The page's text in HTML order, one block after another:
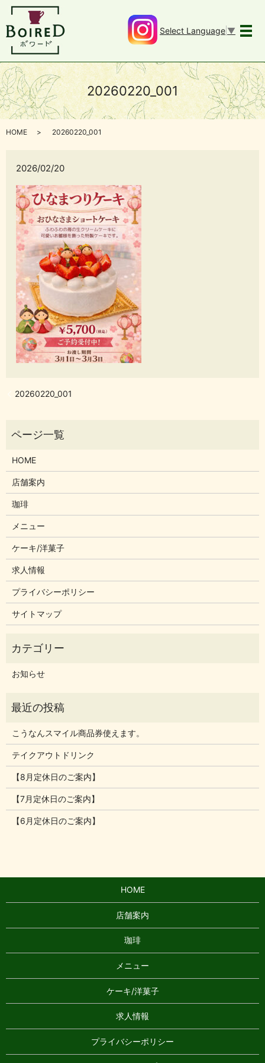
メ
Select Language ▼
20260220_001
HOME 20260220_001
2026/02/20
20260220_001
HOME
店舗案内
珈琲
メニュー
ケーキ/洋菓子
求人情報
プライバシーポリシー
サイトマップ
お知らせ
こうなんスマイル商品券使えます。
テイクアウトドリンク
【8月定休日のご案内】
【7月定休日のご案内】
【6月定休日のご案内】
HOME
店舗案内
珈琲
メニュー
ケーキ/洋菓子
求人情報
プライバシーポリシー